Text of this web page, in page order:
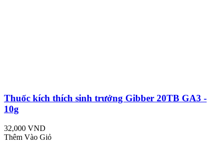
Thuốc kích thích sinh trưởng Gibber 20TB GA3 -
10g
32,000 VND
Thêm Vào Giỏ